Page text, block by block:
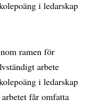
i ledarskap
ramen för
arbete
i ledarskap
får omfatta